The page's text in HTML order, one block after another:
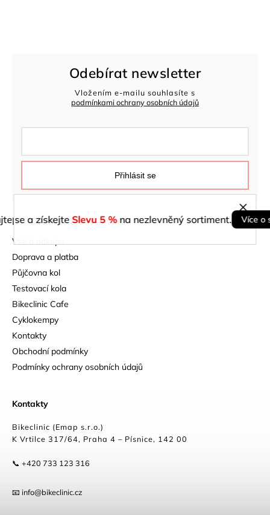
se a získejte Slevu 5 %na nezlevněný sortiment. Více o
INFORMACE PRO VÁS
Vše o nákupu
Doprava a platba
Půjčovna kol
Testovací kola
Bikeclinic Cafe
Cyklokempy
Kontakty
Obchodní podmínky
Podmínky ochrany osobních údajů
Kontakty
Bikeclinic (Emap s.r.o.)
K Vrtilce 317/64, Praha 4 – Písnice, 142 00
📞 +420 733 123 316
📧 info@bikeclinic.cz
Odebírat newsletter
Vložením e-mailu souhlasíte s
podmínkami ochrany osobních údajů
Přihlásit se